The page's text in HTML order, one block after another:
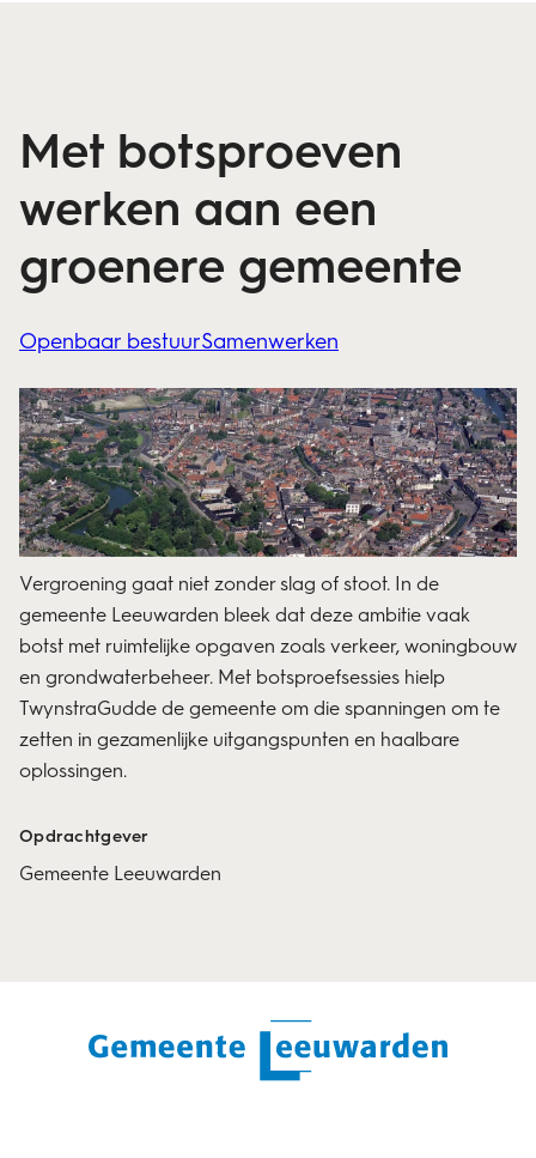
Met botsproeven
werken aan een
groenere gemeente
Openbaar bestuurSamenwerken
Vergroening gaat niet zonder slag of stoot. In de
gemeente Leeuwarden bleek dat deze ambitie vaak
botst met ruimtelijke opgaven zoals verkeer, woningbouw
en grondwaterbeheer. Met botsproefsessies hielp
TwynstraGudde de gemeente om die spanningen om te
zetten in gezamenlijke uitgangspunten en haalbare
oplossingen.
Opdrachtgever
Gemeente Leeuwarden